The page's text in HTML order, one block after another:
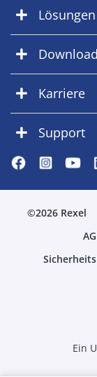
Lösungen
Karriere
Support
©2026 Rexel
Ein